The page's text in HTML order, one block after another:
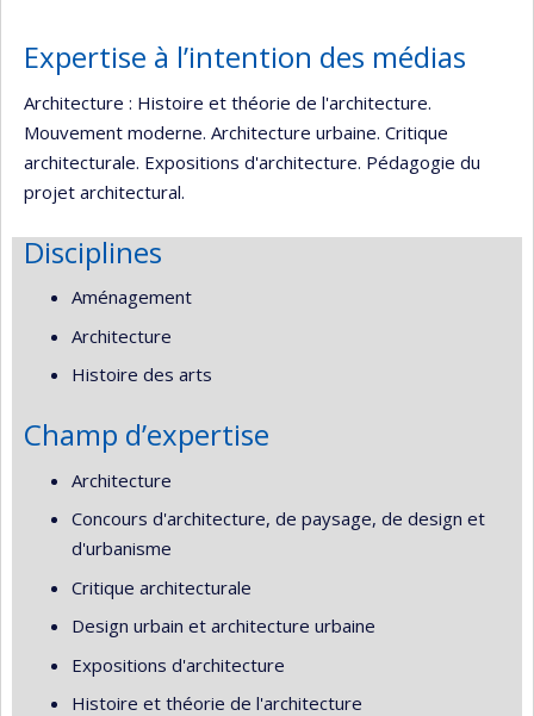
Expertise à l’intention des médias
Architecture : Histoire et théorie de l'architecture.
Mouvement moderne. Architecture urbaine. Critique
architecturale. Expositions d'architecture. Pédagogie du
projet architectural.
Disciplines
Aménagement
Architecture
Histoire des arts
Champ d’expertise
Architecture
Concours d'architecture, de paysage, de design et
d'urbanisme
Critique architecturale
Design urbain et architecture urbaine
Expositions d'architecture
Histoire et théorie de l'architecture